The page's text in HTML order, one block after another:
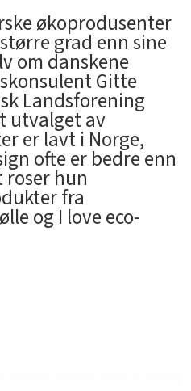
økoprodusenter
grad enn sine
om danskene
Gitte
Landsforening
utvalget av
er lavt i Norge,
ofte er bedre enn
roser hun
fra
og I love eco-